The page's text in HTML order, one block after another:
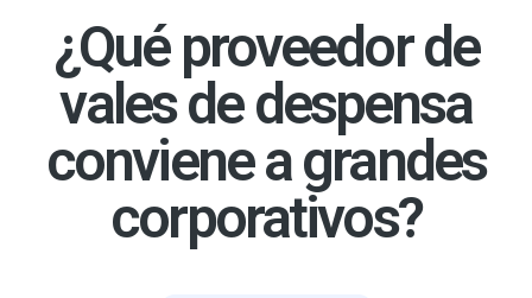
¿Qué proveedor de
vales de despensa
conviene a grandes
corporativos?